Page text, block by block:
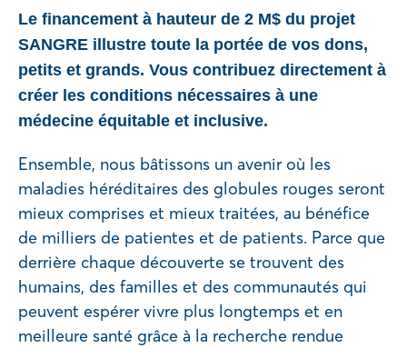
Le financement à hauteur de 2 M$ du projet
SANGRE illustre toute la portée de vos dons,
petits et grands. Vous contribuez directement à
créer les conditions nécessaires à une
médecine équitable et inclusive.
Ensemble, nous bâtissons un avenir où les
maladies héréditaires des globules rouges seront
mieux comprises et mieux traitées, au bénéfice
de milliers de patientes et de patients. Parce que
derrière chaque découverte se trouvent des
humains, des familles et des communautés qui
peuvent espérer vivre plus longtemps et en
meilleure santé grâce à la recherche rendue